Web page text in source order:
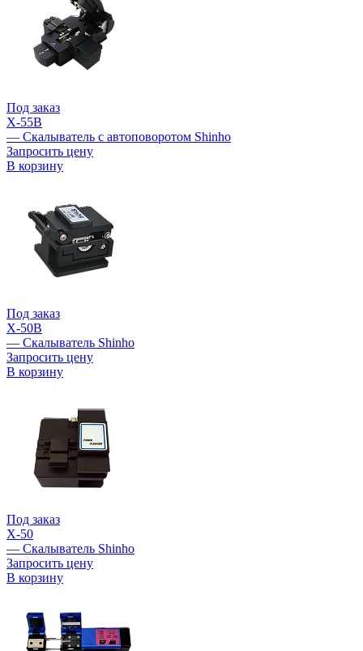
Под заказ
X-55B
— Скалыватель с автоповоротом Shinho
Запросить цену
В корзину
Под заказ
X-50B
— Скалыватель Shinho
Запросить цену
В корзину
Под заказ
X-50
— Скалыватель Shinho
Запросить цену
В корзину